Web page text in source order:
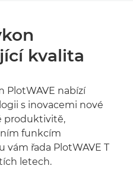
kvalita
PlotWAVE nabízí
s inovacemi nové
produktivitě,
funkcím
řada PlotWAVE T
letech.